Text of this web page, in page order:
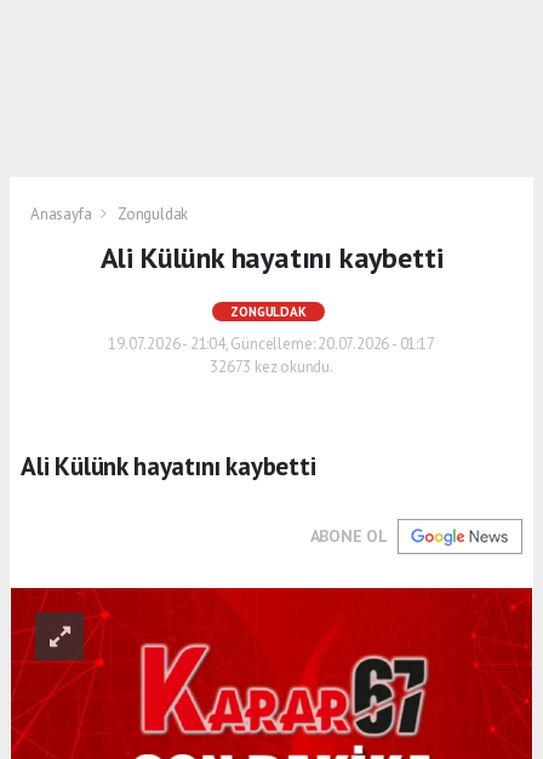
Anasayfa Zonguldak
Ali Külünk hayatını kaybetti
ZONGULDAK
19.07.2026 - 21:04, Güncelleme: 20.07.2026 - 01:17
32673 kez okundu.
Ali Külünk hayatını kaybetti
ABONE OL